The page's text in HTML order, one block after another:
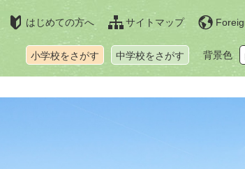
はじめての方へ サイトマップ
小学校をさがす 中学校をさがす 背景色